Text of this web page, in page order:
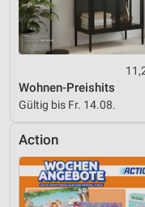
Wohnen-Preishits
Gültig bis Fr. 14.08.
Action